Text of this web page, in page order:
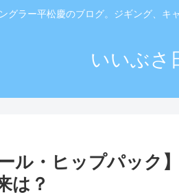
グラー平松慶のブログ。ジギング、キ
いいぶさ
ル・ヒップパック
は？